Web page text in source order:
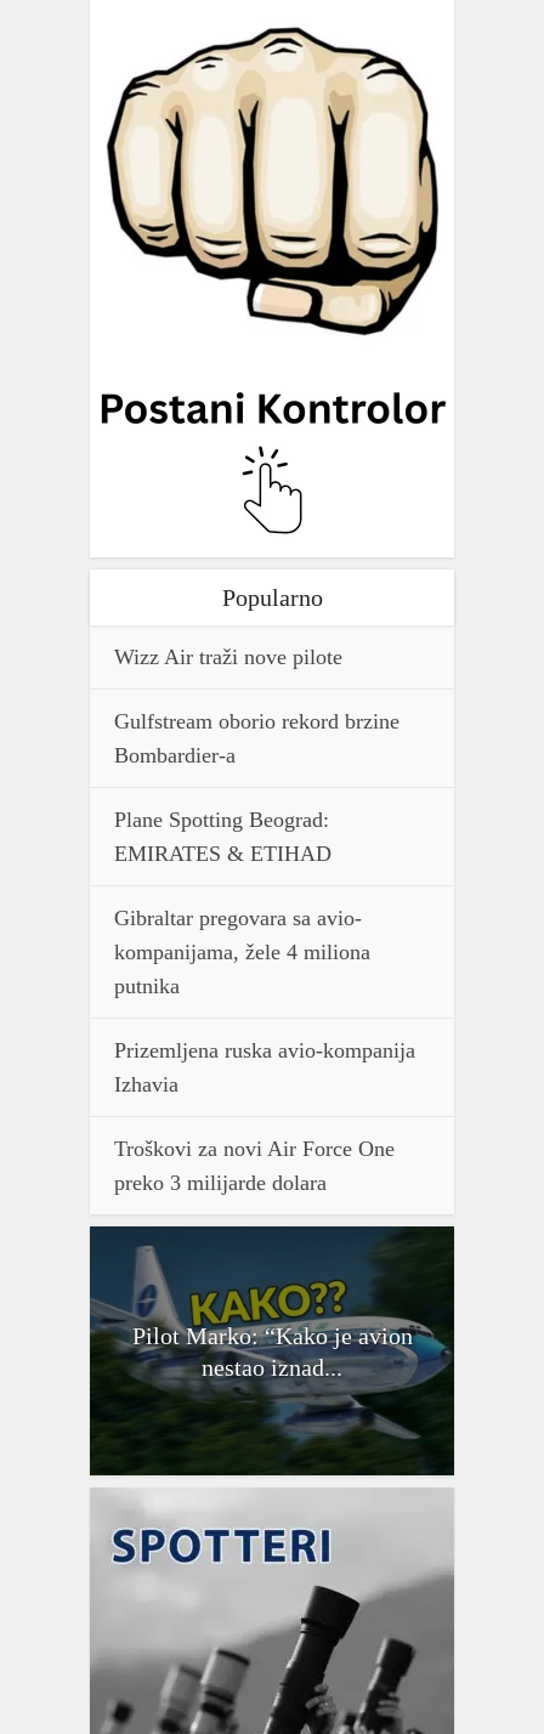
Popularno
Wizz Air traži nove pilote
Gulfstream oborio rekord brzine
Bombardier-a
Plane Spotting Beograd:
EMIRATES & ETIHAD
Gibraltar pregovara sa avio-
kompanijama, žele 4 miliona
putnika
Prizemljena ruska avio-kompanija
Izhavia
Troškovi za novi Air Force One
preko 3 milijarde dolara
Pilot Marko: “Kako je avion
nestao iznad...